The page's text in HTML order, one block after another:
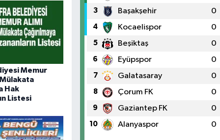
Memur
Mülakata
Hak
Listesi
3 Başakşehir 0
4 Kocaelispor 0
5 Beşiktaş 0
6 Eyüpspor 0
7 Galatasaray 0
8 Çorum FK 0
9 Gaziantep FK 0
10 Alanyaspor 0